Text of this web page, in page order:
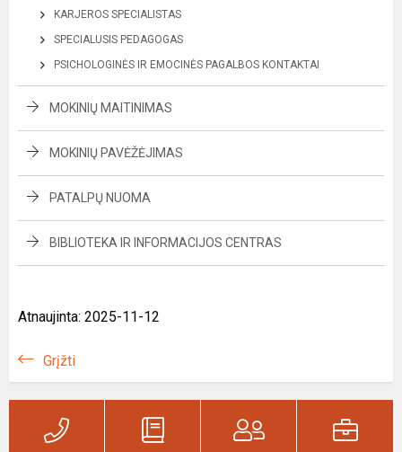
KARJEROS SPECIALISTAS
SPECIALUSIS PEDAGOGAS
PSICHOLOGINĖS IR EMOCINĖS PAGALBOS KONTAKTAI
MOKINIŲ MAITINIMAS
MOKINIŲ PAVĖŽĖJIMAS
PATALPŲ NUOMA
BIBLIOTEKA IR INFORMACIJOS CENTRAS
Atnaujinta: 2025-11-12
Grįžti